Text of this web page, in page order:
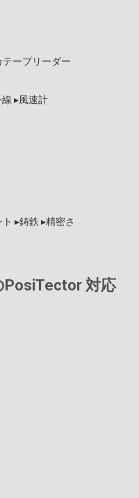
ープリーダー
▸風速計
▸鋳鉄 ▸精密さ
対応